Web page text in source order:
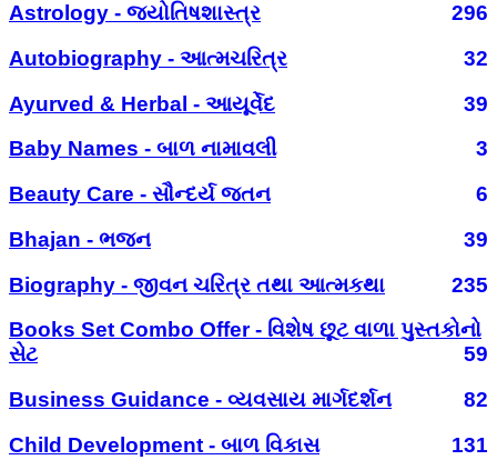
Astrology - જ્યોતિષશાસ્ત્ર
296
Autobiography - આત્મચરિત્ર
32
Ayurved & Herbal - આયૂર્વેદ
39
Baby Names - બાળ નામાવલી
3
Beauty Care - સૌન્દર્ય જતન
6
Bhajan - ભજન
39
Biography - જીવન ચરિત્ર તથા આત્મકથા
235
Books Set Combo Offer - વિશેષ છૂટ વાળા પુસ્તકોનો
સેટ
59
Business Guidance - વ્યવસાય માર્ગદર્શન
82
Child Development - બાળ વિકાસ
131